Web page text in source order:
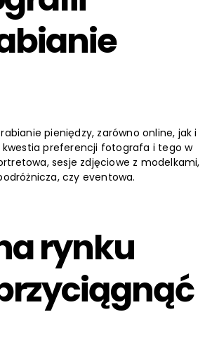
pieniędzy, zarówno online, jak i
preferencji fotografa i tego w
sesje zdjęciowe z modelkami,
czy eventowa.
rynku